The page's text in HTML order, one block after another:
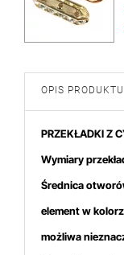
OPIS PRODUKTU
PRZEKŁADKI Z
Wymiary
Średnica
element w
możliwa